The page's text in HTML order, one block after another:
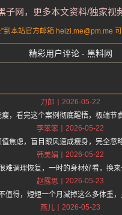
子网，更多本文资料/独家视
本站官方邮箱 heizi.me@pm.me
精彩用户评论 - 黑料网
刀郎
2026-05-22
，看完这个案例彻底醒悟，极端节
李笨笨
2026-05-22
焦虑，盲目跟风速成瘦身，完全忽
韩美娟
2026-05-22
难调理恢复，一时的身材好看，换来
赵露思
2026-05-23
值得，短短一个月减掉这么多体重，
燕儿
2026-05-23